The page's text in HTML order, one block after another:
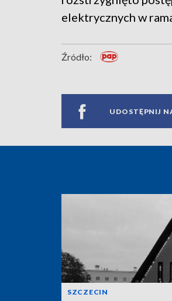
elektrycznych w
Źródło:
UDOSTĘPNIJ
SZCZECIN